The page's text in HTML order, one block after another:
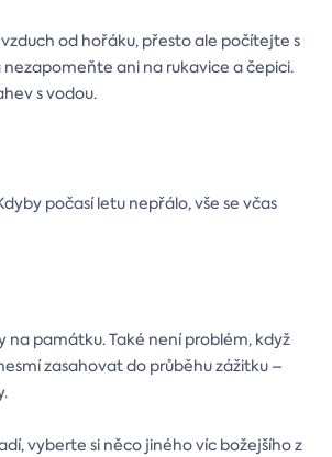
od hořáku, přesto ale počítejte s
ani na rukavice a čepici.
s vodou.
počasí letu nepřálo, vše se včas
na památku. Také není problém, když
zasahovat do průběhu zážitku –
vyberte si něco jiného víc božejšího z